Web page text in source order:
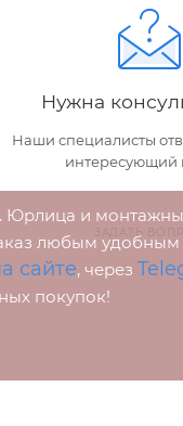
Нужна
Наши специалисты
интересующий
ЗАДАТЬ
Юрлица и
любым удобным
сайте, через
покупок!